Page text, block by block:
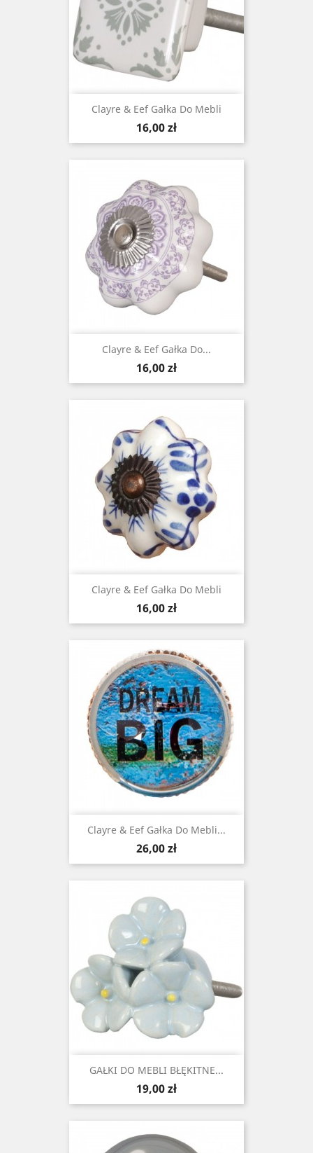
Clayre & Eef Gałka Do Mebli
Cena
16,00 zł
Clayre & Eef Gałka Do...
Cena
16,00 zł
Clayre & Eef Gałka Do Mebli
Cena
16,00 zł
Clayre & Eef Gałka Do Mebli...
Cena
26,00 zł
GAŁKI DO MEBLI BŁĘKITNE...
Cena
19,00 zł